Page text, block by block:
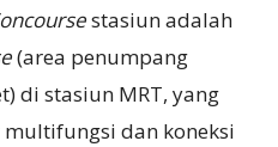
stasiun adalah
(area penumpang
di stasiun MRT, yang
dan koneksi